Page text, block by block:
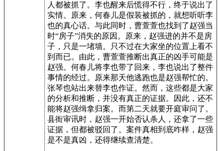
人都被抓了。李也醒来后慌得不行，终于说出了
实情。原来，何春儿是假装被抓的，就想听听李
也的真心话。与此同时，曹萱萱也找到了赵强当
时“房子”消失的原因。原来，赵强进的并不是房
子，只是一堵墙。只不过在大家坐的位置上看不
到而已。由此，曹萱萱推断出真正的凶手可能是
赵强。何春儿将李也带了回来，李也说出了整件
事情的经过。原来那天他逃跑也是赵强帮忙的。
张琴也站出来替李也作证。然而，这些都是大家
的分析和推断，并没有真正的证据。因此，还不
能将赵强缉拿归案。而第二天就要开庭审问了。
县衙审讯时，赵强一开始否认杀人，还拿了一些
证据，但都被驳回了。案件真相到底咋样，赵强
是不是真凶，还得继续查清楚。